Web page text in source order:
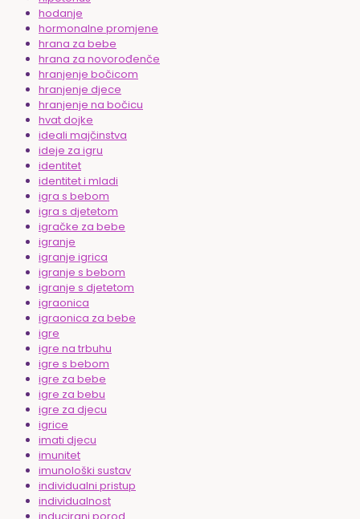
hodanje
hormonalne promjene
hrana za bebe
hrana za novorođenče
hranjenje bočicom
hranjenje djece
hranjenje na bočicu
hvat dojke
ideali majčinstva
ideje za igru
identitet
identitet i mladi
igra s bebom
igra s djetetom
igračke za bebe
igranje
igranje igrica
igranje s bebom
igranje s djetetom
igraonica
igraonica za bebe
igre
igre na trbuhu
igre s bebom
igre za bebe
igre za bebu
igre za djecu
igrice
imati djecu
imunitet
imunološki sustav
individualni pristup
individualnost